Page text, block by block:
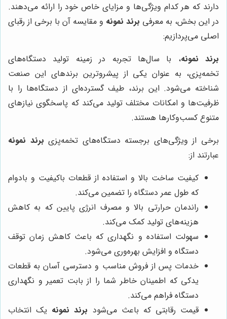
دارند که هر کدام ویژگی‌ها و مزایای خاص خود را ارائه می‌دهند.
در این بخش، به معرفی برند نمونه و مقایسه آن با برخی از رقبای
اصلی می‌پردازیم:
برند نمونه، با سال‌ها تجربه در زمینه تولید دستگاه‌های
تخمه‌پزی، به عنوان یکی از پیشروترین برندهای این صنعت
شناخته می‌شود. این برند، طیف گسترده‌ای از دستگاه‌ها را با
ظرفیت‌ها و امکانات مختلف تولید می‌کند که پاسخگوی نیازهای
متنوع کسب‌وکارها هستند.
برخی از ویژگی‌های برجسته دستگاه‌های تخمه‌پزی برند نمونه
عبارتند از:
کیفیت ساخت بالا و استفاده از قطعات باکیفیت و بادوام
که طول عمر دستگاه را تضمین می‌کند.
راندمان حرارتی بالا و مصرف انرژی پایین که به کاهش
هزینه‌های تولید کمک می‌کند.
سهولت استفاده و نگهداری که باعث کاهش زمان توقف
دستگاه و افزایش بهره‌وری می‌شود.
خدمات پس از فروش مناسب و دسترسی آسان به قطعات
یدکی که اطمینان خاطر شما را از بابت تعمیر و نگهداری
دستگاه فراهم می‌کند.
قیمت رقابتی که باعث می‌شود برند نمونه یک انتخاب